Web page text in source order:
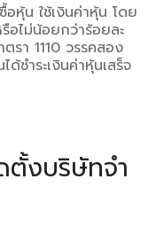
อหุ้น ใช้เงินค่าหุ้น โดย
อไม่น้อยกว่าร้อยละ
รา 1110 วรรคสอง
ชําระเงินค่าหุ้นเสร็จ
ตั้งบริษัทจํา